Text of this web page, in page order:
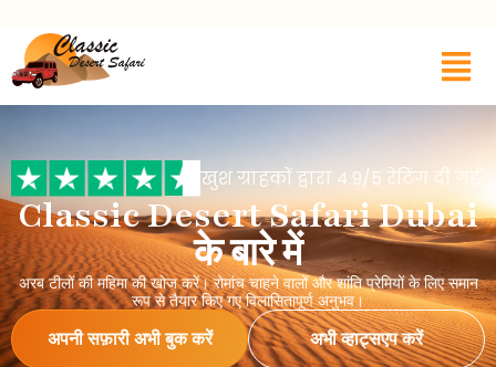
खुश ग्राहकों द्वारा 4.9/5 रेटिंग दी गई
Classic Desert Safari Dubai
के बारे में
अरब टीलों की महिमा की खोज करें। रोमांच चाहने वालों और शांति प्रेमियों के लिए समान
रूप से तैयार किए गए विलासितापूर्ण अनुभव।
अपनी सफ़ारी अभी बुक करें अभी व्हाट्सएप करें